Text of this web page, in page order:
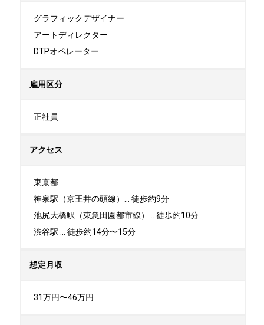
グラフィックデザイナー
アートディレクター
DTPオペレーター
雇用区分
正社員
アクセス
東京都
神泉駅（京王井の頭線）... 徒歩約9分
池尻大橋駅（東急田園都市線）... 徒歩約10分
渋谷駅 ... 徒歩約14分〜15分
想定月収
31万円〜46万円